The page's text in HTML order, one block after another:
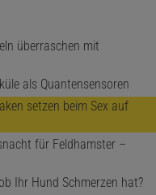
überraschen mit
als Quantensensoren
setzen beim Sex auf
für Feldhamster –
Ihr Hund Schmerzen hat?